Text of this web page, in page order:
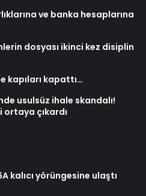
ve banka hesaplarına
dosyası ikinci kez disiplin
kapıları kapattı…
usulsüz ihale skandalı!
çıkardı
kalıcı yörüngesine ulaştı